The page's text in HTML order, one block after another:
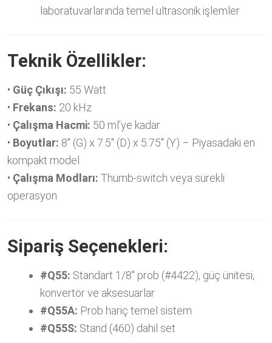
laboratuvarlarında temel ultrasonik işlemler
Teknik Özellikler:
• Güç Çıkışı: 55 Watt
• Frekans: 20 kHz
• Çalışma Hacmi: 50 ml’ye kadar
• Boyutlar: 8″ (G) x 7.5″ (D) x 5.75″ (Y) – Piyasadaki en
kompakt model
• Çalışma Modları: Thumb-switch veya sürekli
operasyon
Sipariş Seçenekleri:
#Q55: Standart 1/8″ prob (#4422), güç ünitesi,
konvertör ve aksesuarlar
#Q55A: Prob hariç temel sistem
#Q55S: Stand (460) dahil set